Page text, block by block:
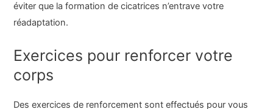
éviter que la formation de cicatrices n’entrave votre
réadaptation.
Exercices pour renforcer votre
corps
Des exercices de renforcement sont effectués pour vous